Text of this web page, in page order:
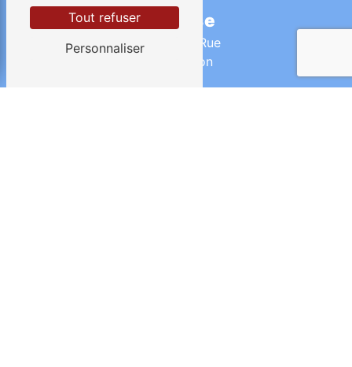
Adresse
26 Grande Rue
45170 Oison
Tout refuser
Personnaliser